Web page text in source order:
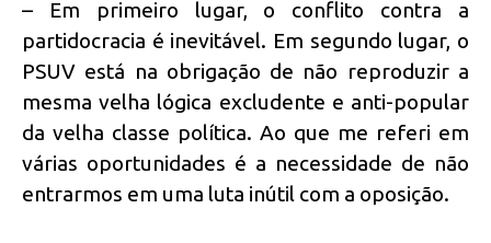
– Em primeiro lugar, o conflito contra a
partidocracia é inevitável. Em segundo lugar, o
PSUV está na obrigação de não reproduzir a
mesma velha lógica excludente e anti-popular
da velha classe política. Ao que me referi em
várias oportunidades é a necessidade de não
entrarmos em uma luta inútil com a oposição.